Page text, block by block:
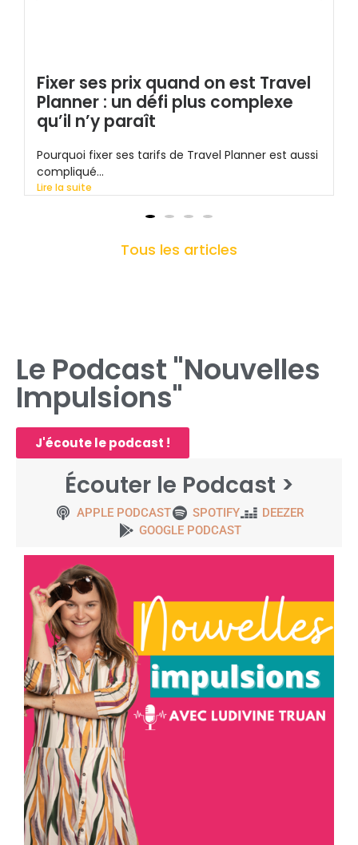
Fixer ses prix quand on est Travel
Planner : un défi plus complexe
qu’il n’y paraît
Pourquoi fixer ses tarifs de Travel Planner est aussi
compliqué...
Lire la suite
Tous les articles
Le Podcast "Nouvelles
Impulsions"
J'écoute le podcast !
Écouter le Podcast >
APPLE PODCAST SPOTIFY
DEEZER
GOOGLE PODCAST